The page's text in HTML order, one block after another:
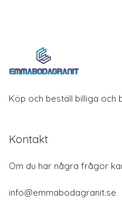
Köp och beställ billiga och
Kontakt
Om du har några frågor
info@emmabodagranit.se